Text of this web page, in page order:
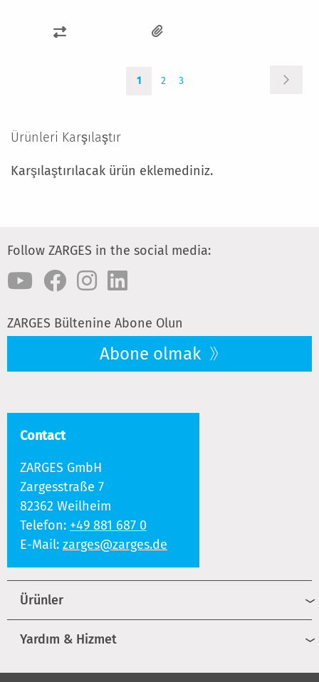
KARŞILAŞTIRMA
Şu
anda
1
Sayfa
2
Sayfa
3
Ürünleri Karşılaştır
Karşılaştırılacak ürün eklemediniz.
Follow ZARGES in the social media:
ZARGES Bültenine Abone Olun
Abone olmak
Contact
ZARGES GmbH
Zargesstraße 7
82362 Weilheim
Telefon: +49 881 687 0
E-Mail: zarges@zarges.de
Ürünler
Yardım & Hizmet